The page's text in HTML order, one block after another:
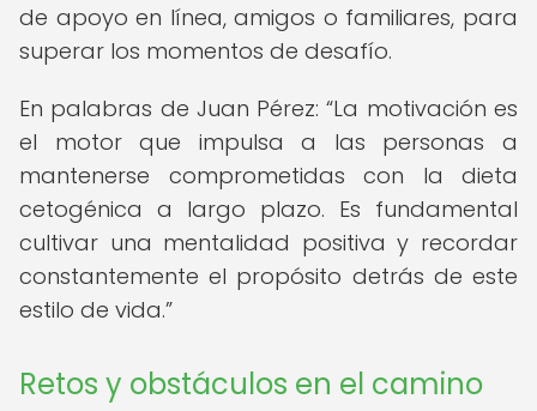
de apoyo en línea, amigos o familiares, para
superar los momentos de desafío.
En palabras de Juan Pérez: La motivación es
el motor que impulsa a las personas a
mantenerse comprometidas con la dieta
cetogénica a largo plazo. Es fundamental
cultivar una mentalidad positiva y recordar
constantemente el propósito detrás de este
estilo de vida.
Retos y obstáculos en el camino